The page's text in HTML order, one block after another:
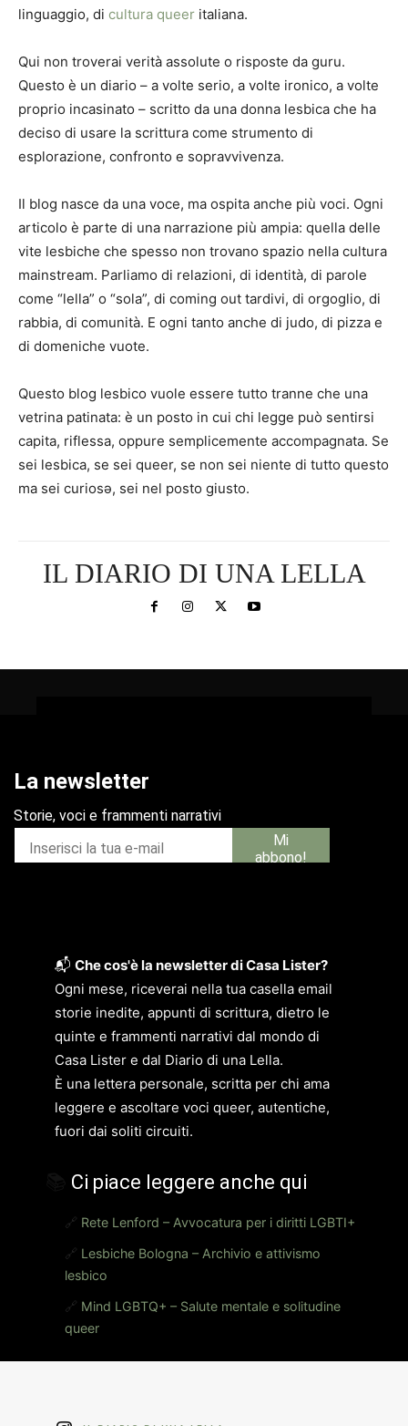
linguaggio, di cultura queer italiana.
Qui non troverai verità assolute o risposte da guru.
Questo è un diario – a volte serio, a volte ironico, a volte
proprio incasinato – scritto da una donna lesbica che ha
deciso di usare la scrittura come strumento di
esplorazione, confronto e sopravvivenza.
Il blog nasce da una voce, ma ospita anche più voci. Ogni
articolo è parte di una narrazione più ampia: quella delle
vite lesbiche che spesso non trovano spazio nella cultura
mainstream. Parliamo di relazioni, di identità, di parole
come “lella” o “sola”, di coming out tardivi, di orgoglio, di
rabbia, di comunità. E ogni tanto anche di judo, di pizza e
di domeniche vuote.
Questo blog lesbico vuole essere tutto tranne che una
vetrina patinata: è un posto in cui chi legge può sentirsi
capita, riflessa, oppure semplicemente accompagnata. Se
sei lesbica, se sei queer, se non sei niente di tutto questo
ma sei curiosə, sei nel posto giusto.
IL DIARIO DI UNA LELLA
📬 Che cos'è la newsletter di Casa Lister?
Ogni mese, riceverai nella tua casella email
storie inedite, appunti di scrittura, dietro le
quinte e frammenti narrativi dal mondo di
Casa Lister e dal Diario di una Lella.
È una lettera personale, scritta per chi ama
leggere e ascoltare voci queer, autentiche,
fuori dai soliti circuiti.
Ci piace leggere anche qui
🔗 Rete Lenford – Avvocatura per i diritti LGBTI+
🔗 Lesbiche Bologna – Archivio e attivismo
lesbico
🔗 Mind LGBTQ+ – Salute mentale e solitudine
queer